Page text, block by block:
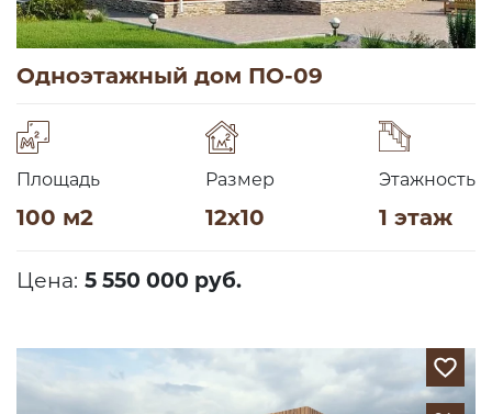
Одноэтажный дом ПО-09
Площадь
100 м2
Размер
12х10
Этажность
1 этаж
Цена: 5 550 000 руб.